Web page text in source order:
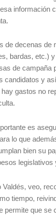
información
de decenas de
bardas, etc.)
de campaña
candidatos y
gastos no
es
lo que
bien su
veo,
tiempo,
permite que se